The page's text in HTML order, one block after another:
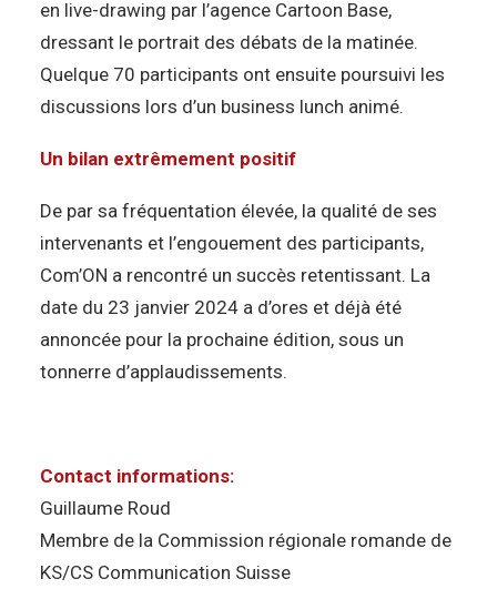
en live-drawing par l’agence Cartoon Base,
dressant le portrait des débats de la matinée.
Quelque 70 participants ont ensuite poursuivi les
discussions lors d’un business lunch animé.
Un bilan extrêmement positif
De par sa fréquentation élevée, la qualité de ses
intervenants et l’engouement des participants,
Com’ON a rencontré un succès retentissant. La
date du 23 janvier 2024 a d’ores et déjà été
annoncée pour la prochaine édition, sous un
tonnerre d’applaudissements.
Contact informations:
Guillaume Roud
Membre de la Commission régionale romande de
KS/CS Communication Suisse